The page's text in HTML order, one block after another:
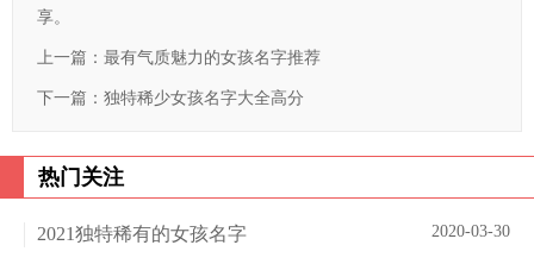
享。
上一篇： 最有气质魅力的女孩名字推荐
下一篇： 独特稀少女孩名字大全高分
热门关注
2020-03-30
2021独特稀有的女孩名字